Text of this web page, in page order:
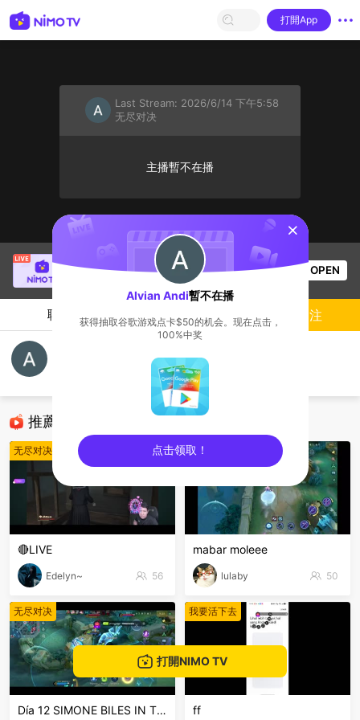
打開App
Last Stream: 2026/6/14 下午5:58
无尽对决
主播暫不在播
正在直播！
League of Legends
4.3k 观看数 OPEN
聊天 主播
推薦直播
无尽对决
🔴LIVE
Edelyn~ 56
无尽对决
mabar moleee
lulaby 50
无尽对决
Día 12 SIMONE BILES IN THE HOUSE PERUSALEN
我要活下去
ff
關注
打開NIMO TV
sentinelStart
Alvian Andi暫不在播
获得抽取谷歌游戏点卡$50的机会。现在点击，
100%中奖
点击领取！
sentinelEnd